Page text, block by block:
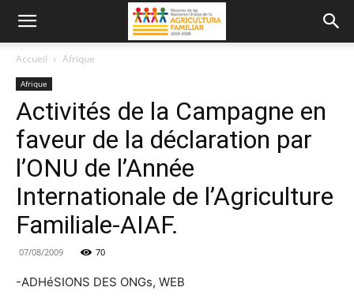
Accueil Afrique
Afrique
Activités de la Campagne en
faveur de la déclaration par
l’ONU de l’Année
Internationale de l’Agriculture
Familiale-AIAF.
07/08/2009 70
-ADHéSIONS DES ONGs, WEB